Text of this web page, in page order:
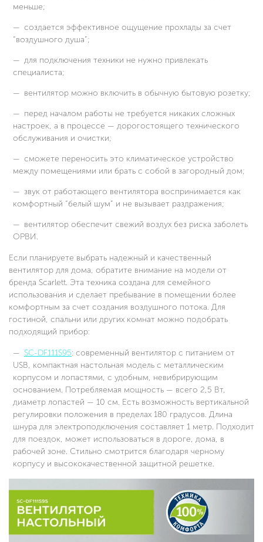
меньше;
создается эффективное ощущение прохлады за счет
“воздушного душа”;
для подключения техники не нужно привлекать
специалиста;
вентилятор можно включить в обычную бытовую розетку;
перед началом работы не требуется никаких сложных
настроек, а в процессе — дорогостоящего технического
обслуживания и очистки;
сможете переносить это климатическое устройство
между помещениями или брать с собой в загородный дом;
звук от работающего вентилятора воспринимается как
комфортный “белый шум” и не вызывает раздражения;
вентилятор обеспечит свежий воздух без риска заболеть
ОРВИ.
Если планируете выбрать надежный и качественный
вентилятор для дома, обратите внимание на модели от
бренда Scarlett. Эта техника создана для семейного
использования и сделает пребывание в помещении более
комфортным за счет создания воздушного потока. Для
гостиной, спальни или других комнат можно подобрать
подходящий прибор:
SC-DF111S95: современный вентилятор с питанием от
USB, компактная настольная модель с металлическим
корпусом и лопастями, с удобным, невибрирующим
основанием. Потребляемая мощность — всего 2,5 Вт,
диаметр лопастей — 10 см. Есть возможность вертикальной
регулировки положения в пределах 180 градусов. Длина
шнура для электроподключения составляет 1 метр. Подходит
для поездок, может использоваться в дороге, дома, в
рабочей зоне. Стильно смотрится благодаря черному
корпусу и высококачественной защитной решетке.